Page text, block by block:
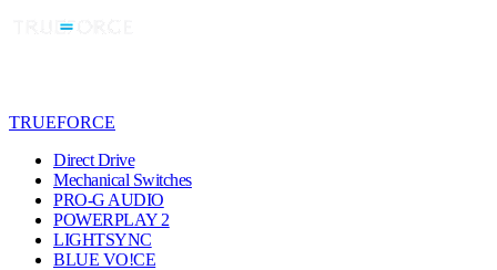
TRUEFORCE
Direct Drive
Mechanical Switches
PRO-G AUDIO
POWERPLAY 2
LIGHTSYNC
BLUE VO!CE